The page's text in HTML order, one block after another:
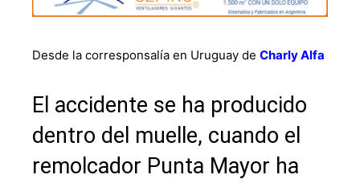
Desde la corresponsalía en Uruguay de Charly Alfa
El accidente se ha producido
dentro del muelle, cuando el
remolcador Punta Mayor ha